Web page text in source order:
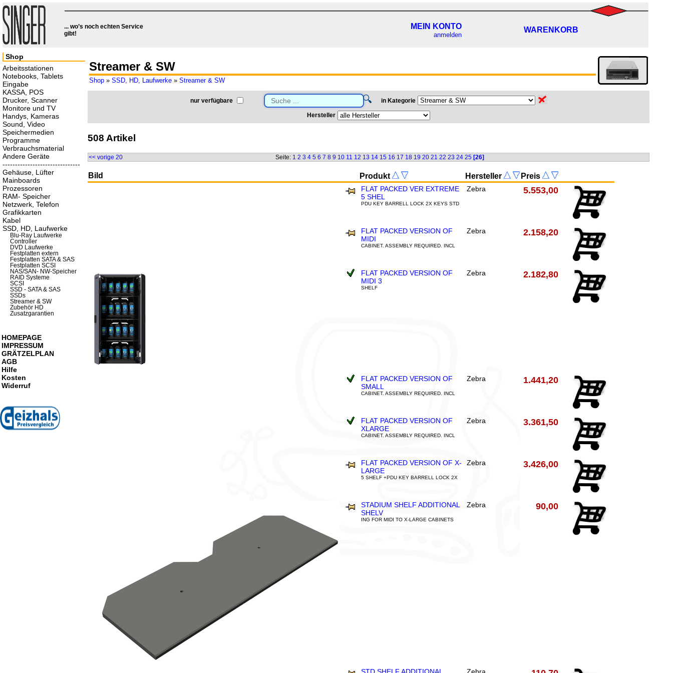
... wo’s noch echten Service
gibt!
MEIN KONTO
anmelden
WARENKORB
Streamer & SW
Shop » SSD, HD, Laufwerke » Streamer & SW
nur verfügbare 🔍 in Kategorie
Hersteller
508 Artikel
<< vorige 20 Seite: 1 2 3 4 5 6 7 8 9 10 11 12 13 14 15 16 17 18 19 20 21 22 23 24 25 [26]
Bild Produkt Hersteller Preis
FLAT PACKED VER EXTREME
5 SHEL
PDU KEY BARRELL LOCK 2X KEYS STD
Zebra 5.553,00
FLAT PACKED VERSION OF
MIDI
CABINET. ASSEMBLY REQUIRED. INCL
Zebra 2.158,20
FLAT PACKED VERSION OF
MIDI 3
SHELF
Zebra 2.182,80
FLAT PACKED VERSION OF
SMALL
CABINET. ASSEMBLY REQUIRED. INCL
Zebra 1.441,20
FLAT PACKED VERSION OF
XLARGE
CABINET. ASSEMBLY REQUIRED. INCL
Zebra 3.361,50
FLAT PACKED VERSION OF X-
LARGE
5 SHELF +PDU KEY BARRELL LOCK 2X
Zebra 3.426,00
STADIUM SHELF ADDITIONAL
SHELV
ING FOR MIDI TO X-LARGE CABINETS
Zebra 90,00
Shop
Arbeitsstationen
Notebooks, Tablets
Eingabe
KASSA, POS
Drucker, Scanner
Monitore und TV
Handys, Kameras
Sound, Video
Speichermedien
Programme
Verbrauchsmaterial
Andere Geräte
-------------------------------
Gehäuse, Lüfter
Mainboards
Prozessoren
RAM- Speicher
Netzwerk, Telefon
Grafikkarten
Kabel
SSD, HD, Laufwerke
Blu-Ray Laufwerke
Controller
DVD Laufwerke
Festplatten extern
Festplatten SATA & SAS
Festplatten SCSI
NAS/SAN- NW-Speicher
RAID Systeme
SCSI
SSD - SATA & SAS
SSDs
Streamer & SW
Zubehör HD
Zusatzgarantien
HOMEPAGE
IMPRESSUM
GRÄTZELPLAN
AGB
Hilfe
Kosten
Widerruf